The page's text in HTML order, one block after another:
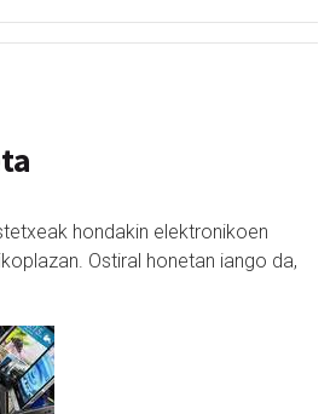
hondakin elektronikoen
Ostiral honetan iango da,